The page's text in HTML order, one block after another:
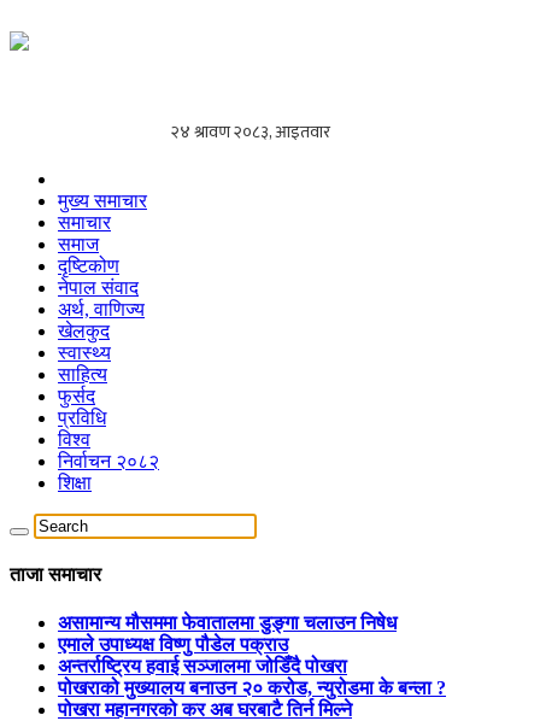
मुख्य समाचार
समाचार
समाज
दृष्टिकोण
नेपाल संवाद
अर्थ, वाणिज्य
खेलकुद
स्वास्थ्य
साहित्य
फुर्सद
प्रविधि
विश्व
निर्वाचन २०८२
शिक्षा
ताजा समाचार
असामान्य मौसममा फेवातालमा डुङ्गा चलाउन निषेध
एमाले उपाध्यक्ष विष्णु पौडेल पक्राउ
अन्तर्राष्ट्रिय हवाई सञ्जालमा जोडिँदै पोखरा
पोखराको मुख्यालय बनाउन २० करोड, न्युरोडमा के बन्ला ?
पोखरा महानगरको कर अब घरबाटै तिर्न मिल्ने